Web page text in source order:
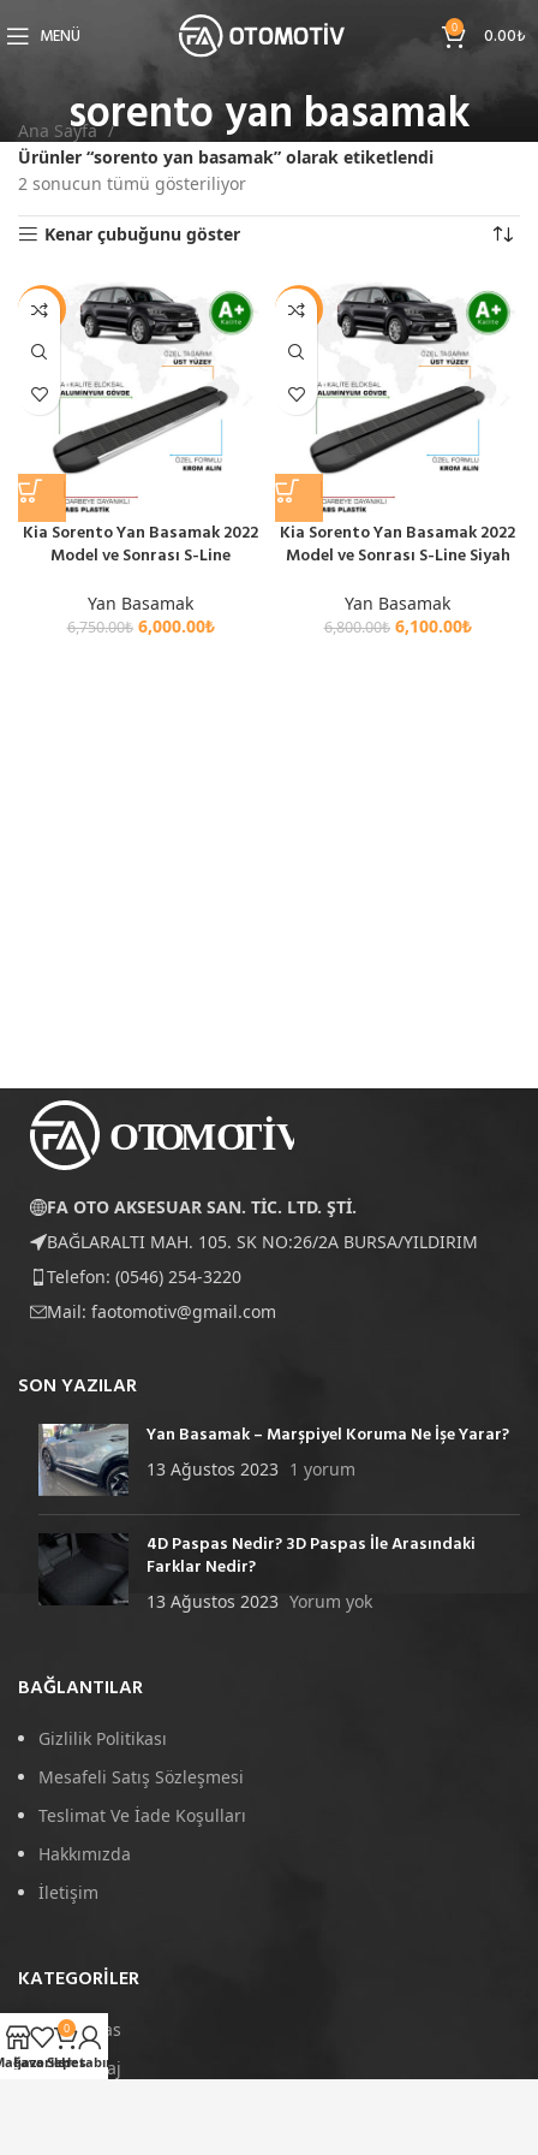
MENÜ 0 0.00₺
sorento yan basamak
Ana Sayfa
Ürünler “sorento yan basamak” olarak etiketlendi
2 sonucun tümü gösteriliyor
Kenar çubuğunu göster
-11%
Kia Sorento Yan Basamak 2022
Model ve Sonrası S-Line
Yan Basamak
6,750.00₺ 6,000.00₺
-10%
Kia Sorento Yan Basamak 2022
Model ve Sonrası S-Line Siyah
Yan Basamak
6,800.00₺ 6,100.00₺
FA OTO AKSESUAR SAN. TİC. LTD. ŞTİ.
BAĞLARALTI MAH. 105. SK NO:26/2A BURSA/YILDIRIM
Telefon: (0546) 254-3220
Mail: faotomotiv@gmail.com
SON YAZILAR
Yan Basamak – Marşpiyel Koruma Ne İşe Yarar?
13 Ağustos 2023 1 yorum
4D Paspas Nedir? 3D Paspas İle Arasındaki
Farklar Nedir?
13 Ağustos 2023 Yorum yok
BAĞLANTILAR
Gizlilik Politikası
Mesafeli Satış Sözleşmesi
Teslimat Ve İade Koşulları
Hakkımızda
İletişim
KATEGORILER
4D Paspas
Port Bagaj
Favoriler
0
Sepet
Hesabım